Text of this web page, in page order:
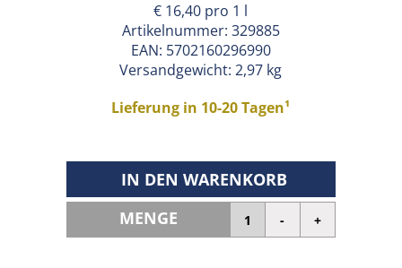
€ 16,40 pro 1 l
Artikelnummer: 329885
EAN: 5702160296990
Versandgewicht: 2,97 kg
Lieferung in 10-20 Tagen¹
IN DEN WARENKORB
MENGE